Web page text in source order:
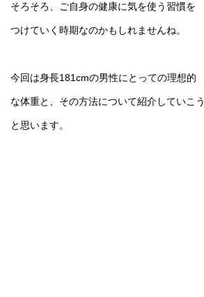
そろそろ、ご自身の健康に気を使う習慣を
つけていく時期なのかもしれませんね。
今回は身長181cmの男性にとっての理想的
な体重と、その方法について紹介していこう
と思います。